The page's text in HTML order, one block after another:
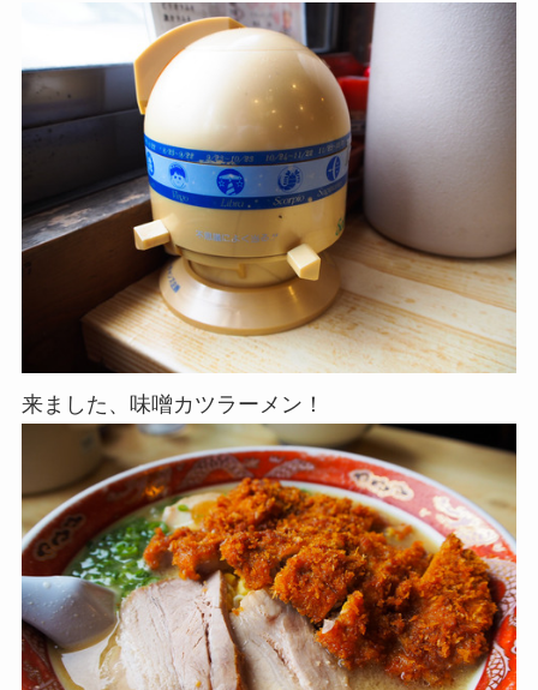
来ました、味噌カツラーメン！